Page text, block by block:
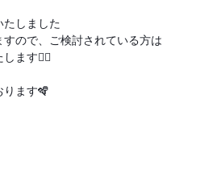
しました
ので、ご検討されている方は
ます💁‍♂️
ります🪇